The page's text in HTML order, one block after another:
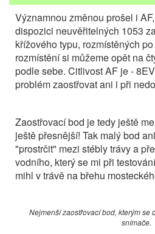
Významnou změnou prošel i
dispozici neuvěřitelných 1053
křížového typu, rozmístěných
rozmístění si můžeme opět na
podle sebe. Citlivost AF je -
problém zaostřovat ani i při
Zaostřovací bod je tedy ještě
ještě přesnější! Tak malý bod
"prostrčit" mezi stébly trávy a
vodního, který se mi při
mihl v trávě na břehu
Nejmenší zaostřovací bod, kterým se
snímače.